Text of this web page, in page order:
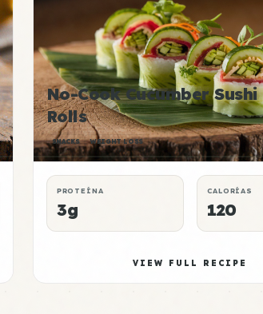
No-Cook Cucumber Sushi
Rolls
SNACKS WEIGHT LOSS
PROTEÍNA
3g
CALORÍAS
120
VIEW FULL RECIPE